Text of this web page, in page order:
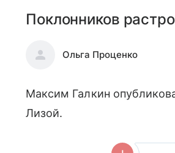
Поклонников
Ольга Проценко
Максим Галкин
Лизой.